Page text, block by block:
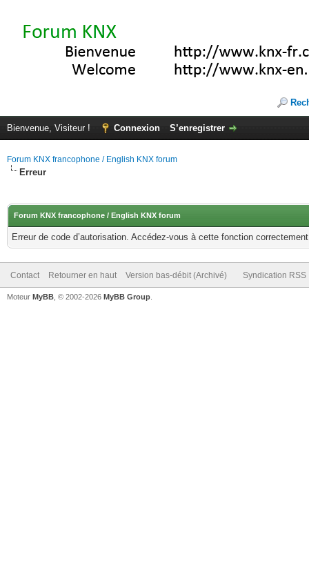
Bienvenue, Visiteur ! Connexion S’enregistrer
Forum KNX francophone / English KNX forum
Erreur
Forum KNX francophone / English KNX forum
Erreur de code d’autorisation. Accédez-vous à cette fonction
Contact Retourner en haut Version bas-débit (Archivé) Syndication RSS
Moteur MyBB , © 2002-2026 MyBB Group